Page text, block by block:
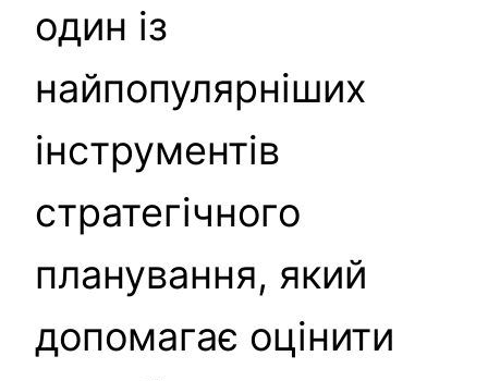
один із
найпопулярніших
інструментів
стратегічного
планування, який
допомагає оцінити